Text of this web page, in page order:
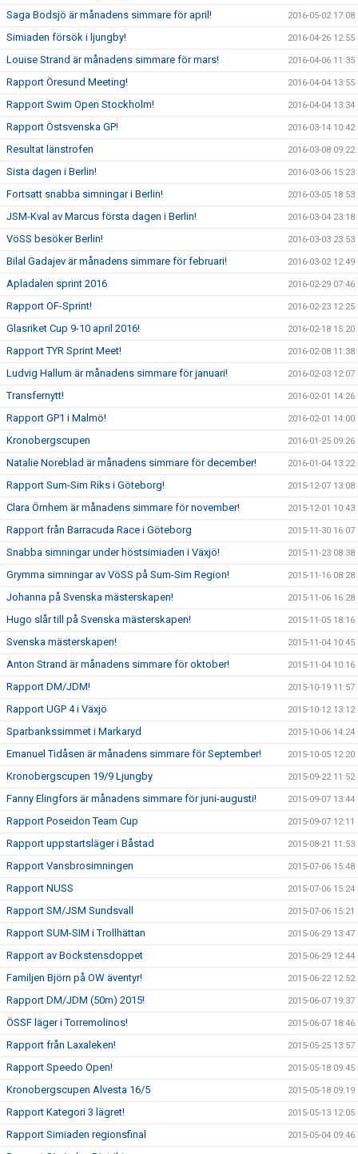
Saga Bodsjö är månadens simmare för april! 2016-05-02 17:08
Simiaden försök i ljungby! 2016-04-26 12:55
Louise Strand är månadens simmare för mars! 2016-04-06 11:35
Rapport Öresund Meeting! 2016-04-04 13:55
Rapport Swim Open Stockholm! 2016-04-04 13:34
Rapport Östsvenska GP! 2016-03-14 10:42
Resultat länstrofen 2016-03-08 09:22
Sista dagen i Berlin! 2016-03-06 15:23
Fortsatt snabba simningar i Berlin! 2016-03-05 18:53
JSM-Kval av Marcus första dagen i Berlin! 2016-03-04 23:18
VöSS besöker Berlin! 2016-03-03 23:53
Bilal Gadajev är månadens simmare för februari! 2016-03-02 12:49
Apladalen sprint 2016 2016-02-29 07:46
Rapport OF-Sprint! 2016-02-23 12:25
Glasriket Cup 9-10 april 2016! 2016-02-18 15:20
Rapport TYR Sprint Meet! 2016-02-08 11:38
Ludvig Hallum är månadens simmare för januari! 2016-02-03 12:07
Transfernytt! 2016-02-01 14:26
Rapport GP1 i Malmö! 2016-02-01 14:00
Kronobergscupen 2016-01-25 09:26
Natalie Noreblad är månadens simmare för december! 2016-01-04 13:22
Rapport Sum-Sim Riks i Göteborg! 2015-12-07 13:08
Clara Örnhem är månadens simmare för november! 2015-12-01 10:43
Rapport från Barracuda Race i Göteborg 2015-11-30 16:07
Snabba simningar under höstsimiaden i Växjö! 2015-11-23 08:38
Grymma simningar av VöSS på Sum-Sim Region! 2015-11-16 08:28
Johanna på Svenska mästerskapen! 2015-11-06 16:28
Hugo slår till på Svenska mästerskapen! 2015-11-05 18:16
Svenska mästerskapen! 2015-11-04 10:45
Anton Strand är månadens simmare för oktober! 2015-11-04 10:16
Rapport DM/JDM! 2015-10-19 11:57
Rapport UGP 4 i Växjö 2015-10-12 13:12
Sparbankssimmet i Markaryd 2015-10-06 14:24
Emanuel Tidåsen är månadens simmare för September! 2015-10-05 12:20
Kronobergscupen 19/9 Ljungby 2015-09-22 11:52
Fanny Elingfors är månadens simmare för juni-augusti! 2015-09-07 13:44
Rapport Poseidon Team Cup 2015-09-07 12:11
Rapport uppstartsläger i Båstad 2015-08-21 11:53
Rapport Vansbrosimningen 2015-07-06 15:48
Rapport NUSS 2015-07-06 15:24
Rapport SM/JSM Sundsvall 2015-07-06 15:21
Rapport SUM-SIM i Trollhättan 2015-06-29 13:47
Rapport av Bockstensdoppet 2015-06-29 12:44
Familjen Björn på OW äventyr! 2015-06-22 12:52
Rapport DM/JDM (50m) 2015! 2015-06-07 19:37
ÖSSF läger i Torremolinos! 2015-06-07 18:46
Rapport från Laxaleken! 2015-05-25 13:57
Rapport Speedo Open! 2015-05-18 09:45
Kronobergscupen Alvesta 16/5 2015-05-18 09:19
Rapport Kategori 3 lägret! 2015-05-13 12:05
Rapport Simiaden regionsfinal 2015-05-04 09:46